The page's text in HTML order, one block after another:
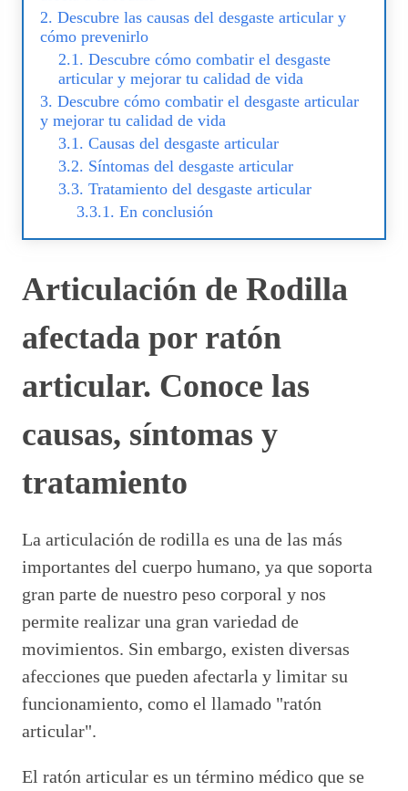
Descubre las causas del desgaste articular y
cómo prevenirlo
Descubre cómo combatir el desgaste
articular y mejorar tu calidad de vida
Descubre cómo combatir el desgaste articular
y mejorar tu calidad de vida
Causas del desgaste articular
Síntomas del desgaste articular
Tratamiento del desgaste articular
En conclusión
Articulación de Rodilla
afectada por ratón
articular. Conoce las
causas, síntomas y
tratamiento
La articulación de rodilla es una de las más
importantes del cuerpo humano, ya que soporta
gran parte de nuestro peso corporal y nos
permite realizar una gran variedad de
movimientos. Sin embargo, existen diversas
afecciones que pueden afectarla y limitar su
funcionamiento, como el llamado "ratón
articular".
El ratón articular es un término médico que se